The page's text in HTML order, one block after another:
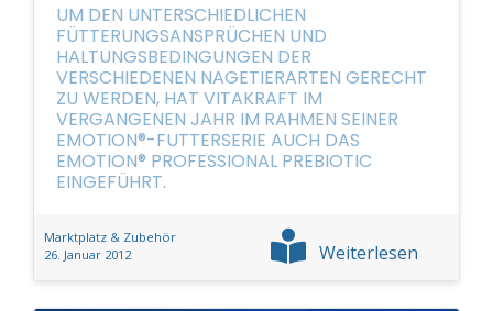
UM DEN UNTERSCHIEDLICHEN
FÜTTERUNGSANSPRÜCHEN UND
HALTUNGSBEDINGUNGEN DER
VERSCHIEDENEN NAGETIERARTEN GERECHT
ZU WERDEN, HAT VITAKRAFT IM
VERGANGENEN JAHR IM RAHMEN SEINER
EMOTION®-FUTTERSERIE AUCH DAS
EMOTION® PROFESSIONAL PREBIOTIC
EINGEFÜHRT.
Marktplatz & Zubehör
26. Januar 2012
Weiterlesen